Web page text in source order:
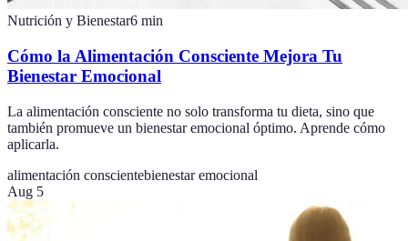
Nutrición y Bienestar6 min
Cómo la Alimentación Consciente Mejora Tu
Bienestar Emocional
La alimentación consciente no solo transforma tu dieta, sino que
también promueve un bienestar emocional óptimo. Aprende cómo
aplicarla.
alimentación conscientebienestar emocional
Aug 5